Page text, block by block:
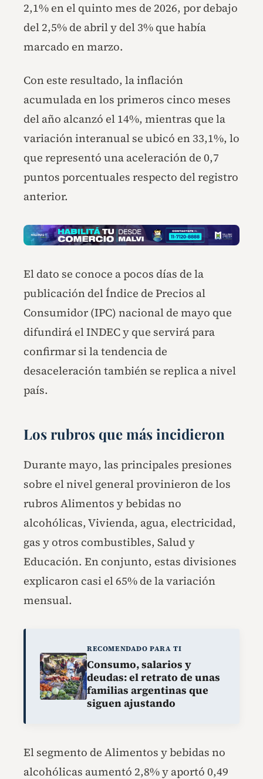
2,1% en el quinto mes de 2026, por debajo
del 2,5% de abril y del 3% que había
marcado en marzo.
Con este resultado, la inflación
acumulada en los primeros cinco meses
del año alcanzó el 14%, mientras que la
variación interanual se ubicó en 33,1%, lo
que representó una aceleración de 0,7
puntos porcentuales respecto del registro
anterior.
El dato se conoce a pocos días de la
publicación del Índice de Precios al
Consumidor (IPC) nacional de mayo que
difundirá el INDEC y que servirá para
confirmar si la tendencia de
desaceleración también se replica a nivel
país.
Los rubros que más incidieron
Durante mayo, las principales presiones
sobre el nivel general provinieron de los
rubros Alimentos y bebidas no
alcohólicas, Vivienda, agua, electricidad,
gas y otros combustibles, Salud y
Educación. En conjunto, estas divisiones
explicaron casi el 65% de la variación
mensual.
RECOMENDADO PARA TI
Consumo, salarios y
deudas: el retrato de unas
familias argentinas que
siguen ajustando
El segmento de Alimentos y bebidas no
alcohólicas aumentó 2,8% y aportó 0,49